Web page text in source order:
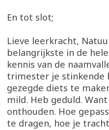
En tot slot;
Lieve leerkracht,
belangrijkste in de
kennis van de
trimester je stinkende
gezegde diets te
mild. Heb geduld.
onthouden. Hoe
te dragen, hoe je